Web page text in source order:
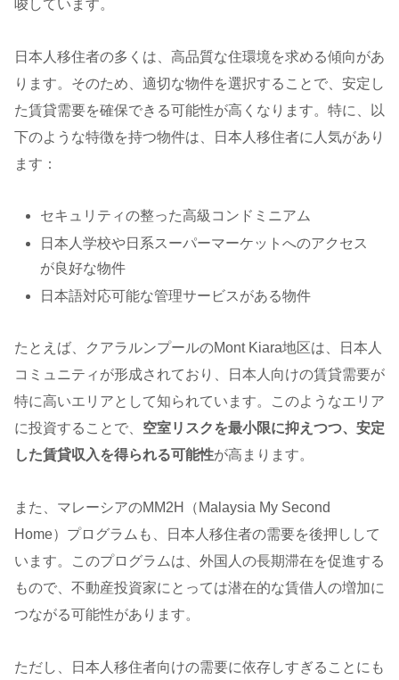
唆しています。
日本人移住者の多くは、高品質な住環境を求める傾向があ
ります。そのため、適切な物件を選択することで、安定し
た賃貸需要を確保できる可能性が高くなります。特に、以
下のような特徴を持つ物件は、日本人移住者に人気があり
ます：
セキュリティの整った高級コンドミニアム
日本人学校や日系スーパーマーケットへのアクセス
が良好な物件
日本語対応可能な管理サービスがある物件
たとえば、クアラルンプールのMont Kiara地区は、日本人
コミュニティが形成されており、日本人向けの賃貸需要が
特に高いエリアとして知られています。このようなエリア
に投資することで、 空室リスクを最小限に抑えつつ、安定
した賃貸収入を得られる可能性が高まります。
また、マレーシアのMM2H（Malaysia My Second
Home）プログラムも、日本人移住者の需要を後押しして
います。このプログラムは、外国人の長期滞在を促進する
もので、不動産投資家にとっては潜在的な賃借人の増加に
つながる可能性があります。
ただし、日本人移住者向けの需要に依存しすぎることにも